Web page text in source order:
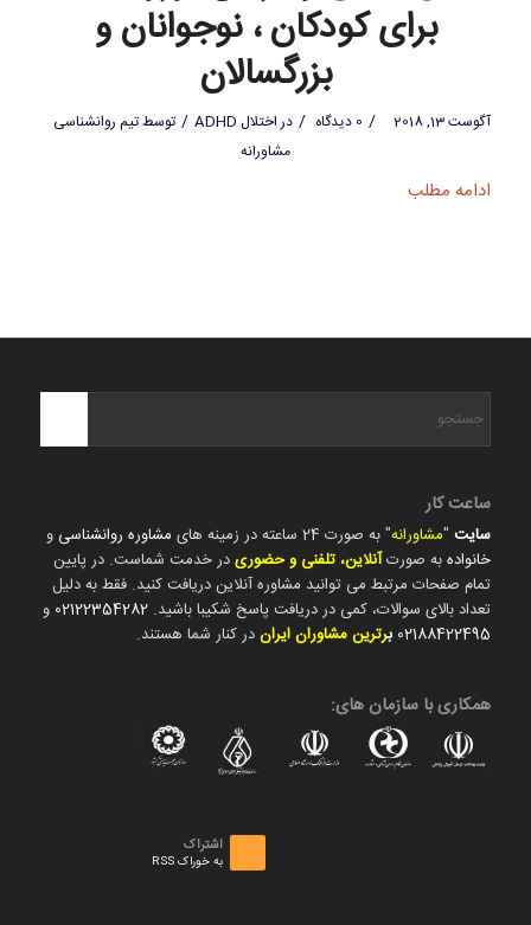
برای کودکان ، نوجوانان و
بزرگسالان
آگوست 13, 2018 / 0 دیدگاه / در اختلال ADHD / توسطتیم روانشناسی
مشاورانه
ادامه مطلب
ساعت کار
سایت"مشاورانه" به صورت 24 ساعته در زمینه های مشاوره روانشناسی و
خانوادهبه صورتآنلاین، تلفنی و حضوریدر خدمت شماست. در پایین
تمام صفحات مرتبط می توانید مشاوره آنلاین دریافت کنید. فقط به دلیل
تعداد بالای سوالات، کمی در دریافت پاسخ شکیبا باشید. 02122354282 و
02188422495 برترین مشاوران ایراندر کنار شما هستند.
همکاری با سازمان های:
اشتراک
به خوراک RSS